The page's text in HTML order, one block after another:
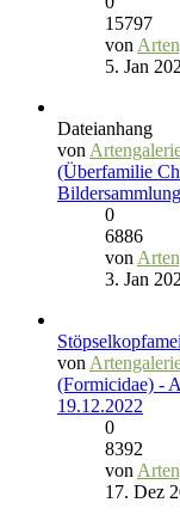
15797
von
5. Jan
Dateianhang
von
(Überfamilie
0
6886
von
3. Jan
von
(Formicidae) -
19.12.2022
0
8392
von
17. Dez